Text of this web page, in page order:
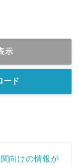
示
ード
向けの情報が